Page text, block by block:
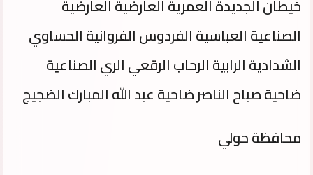
خيطان الجديدة العمرية العارضية العارضية
الصناعية العباسية الفردوس الفروانية الحساوي
الشدادية الرابية الرحاب الرقعي الري الصناعية
ضاحية صباح الناصر ضاحية عبد الله المبارك الضجيج
محافظة حولي